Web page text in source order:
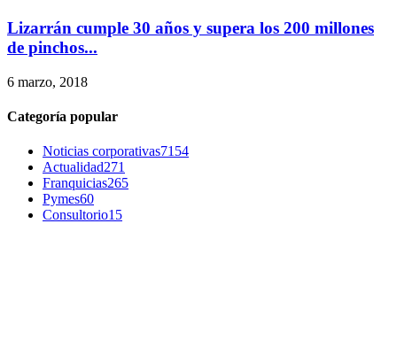
Lizarrán cumple 30 años y supera los 200 millones
de pinchos...
6 marzo, 2018
Categoría popular
Noticias corporativas7154
Actualidad271
Franquicias265
Pymes60
Consultorio15